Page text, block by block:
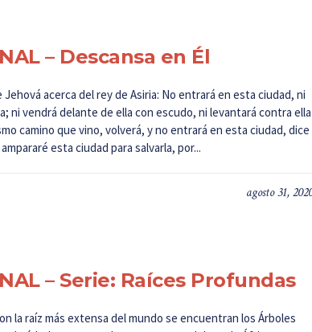
– Descansa en Él
acerca del rey de Asiria: No entrará en esta ciudad, ni
ni vendrá delante de ella con escudo, ni levantará contra ella
camino que vino, volverá, y no entrará en esta ciudad, dice
esta ciudad para salvarla, por...
agosto 31,
– Serie: Raíces Profundas
la raíz más extensa del mundo se encuentran los Árboles